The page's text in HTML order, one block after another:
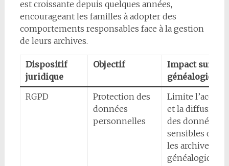
est croissante depuis quelques années,
encourageant les familles à adopter des
comportements responsables face à la gestion
de leurs archives.
Dispositif
juridique
Objectif
Impact sur la
généalogie
RGPD
Protection des
données
personnelles
Limite l’accès
et la diffusion
des données
sensibles dans
les archives
généalogiques